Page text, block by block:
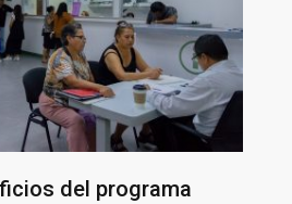
del programa